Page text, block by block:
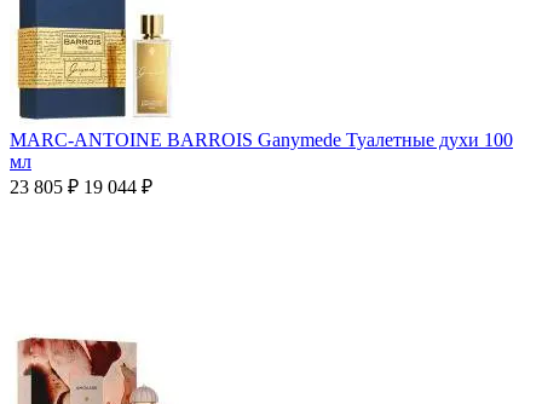
MARC-ANTOINE BARROIS Ganymede Туалетные духи 100
мл
23 805 ₽ 19 044 ₽